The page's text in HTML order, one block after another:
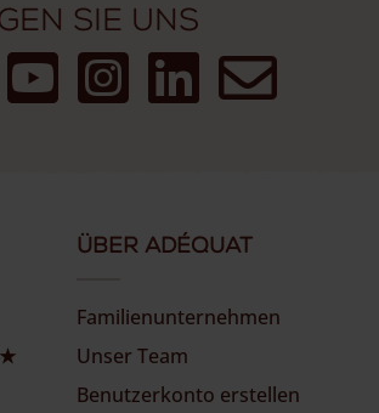
Sie uns
Über Adéquat
Familienunternehmen
Unser Team
Benutzerkonto erstellen